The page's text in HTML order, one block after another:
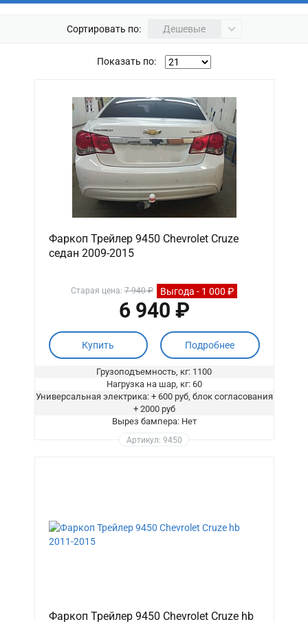
Сортировать по: Дешевые
Показать по:
Фаркоп Трейлер 9450 Chevrolet Cruze
седан 2009-2015
Старая цена: 7 940 ₽ Выгода - 1 000 ₽
6 940 ₽
Купить Подробнее
Грузоподъемность, кг: 1100
Нагрузка на шар, кг: 60
Универсальная электрика: + 600 руб, блок согласования
+ 2000 руб
Вырез бампера: Нет
Артикул: 9450
Фаркоп Трейлер 9450 Chevrolet Cruze hb